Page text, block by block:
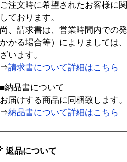
ご注文時に希望されたお客様に
しております。
尚、請求書は、営業時間内での
かかる場合等）によりましては
ざいます。
⇒請求書について詳細はこちら
■納品書について
お届けする商品に同梱致します。
⇒納品書について詳細はこちら
返品について